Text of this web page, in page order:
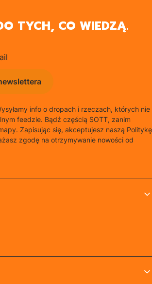
TYCH, CO WIEDZĄ.
info o dropach i rzeczach, których nie
feedzie. Bądź częścią SOTT, zanim
Zapisując się, akceptujesz naszą Politykę
zgodę na otrzymywanie nowości od